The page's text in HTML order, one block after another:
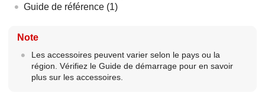
Guide de référence (1)
Note
Les accessoires peuvent varier selon le pays ou la
région. Vérifiez le Guide de démarrage pour en savoir
plus sur les accessoires.